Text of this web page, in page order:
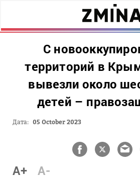
С
территорий в
вывезли около
детей –
Дата: 05 October 2023
A+ A-